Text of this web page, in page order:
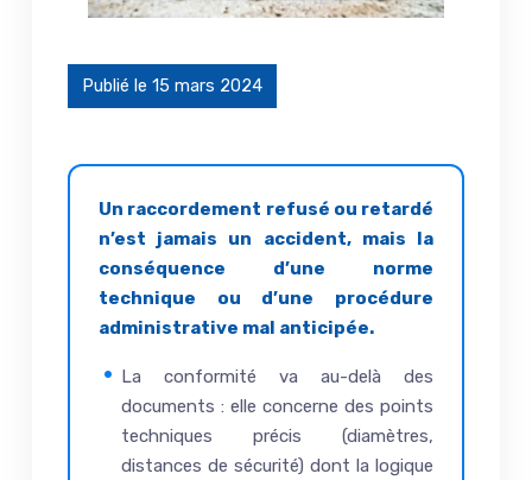
Publié le 15 mars 2024
Un raccordement refusé ou retardé
n’est jamais un accident, mais la
conséquence d’une norme
technique ou d’une procédure
administrative mal anticipée.
La conformité va au-delà des
documents : elle concerne des points
techniques précis (diamètres,
distances de sécurité) dont la logique